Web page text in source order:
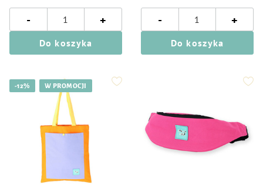
- +
Do koszyka
- +
Do koszyka
-12% W PROMOCJI